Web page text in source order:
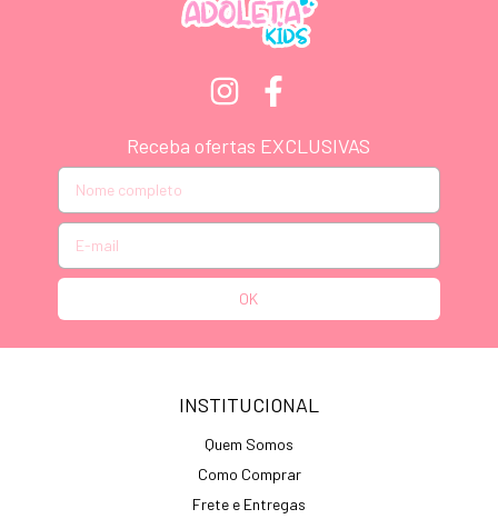
Receba ofertas EXCLUSIVAS
INSTITUCIONAL
Quem Somos
Como Comprar
Frete e Entregas